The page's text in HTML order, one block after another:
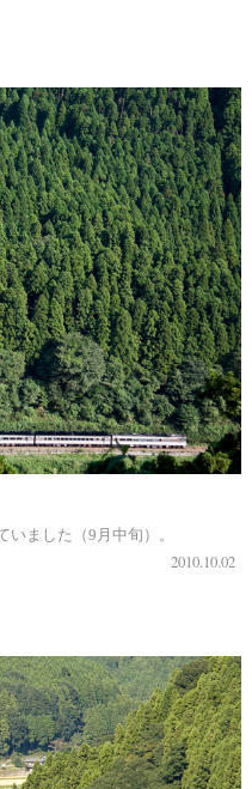
ました（9月中旬）。
2010.10.02